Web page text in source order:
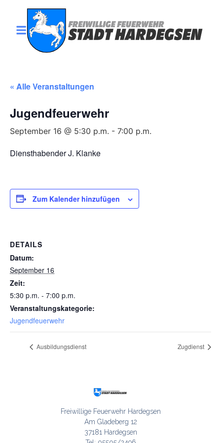
« Alle Veranstaltungen
Jugendfeuerwehr
September 16 @ 5:30 p.m. - 7:00 p.m.
Diensthabender J. Klanke
Zum Kalender hinzufügen
DETAILS
Datum:
September 16
Zeit:
5:30 p.m. - 7:00 p.m.
Veranstaltungskategorie:
Jugendfeuerwehr
Ausbildungsdienst Zugdienst
Freiwillige Feuerwehr Hardegsen
Am Gladeberg 12
37181 Hardegsen